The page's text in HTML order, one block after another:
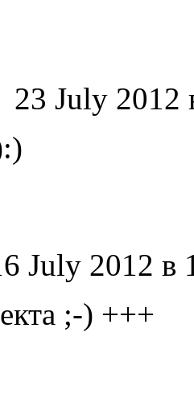
23 July 2012
July 2012 в
;-) +++